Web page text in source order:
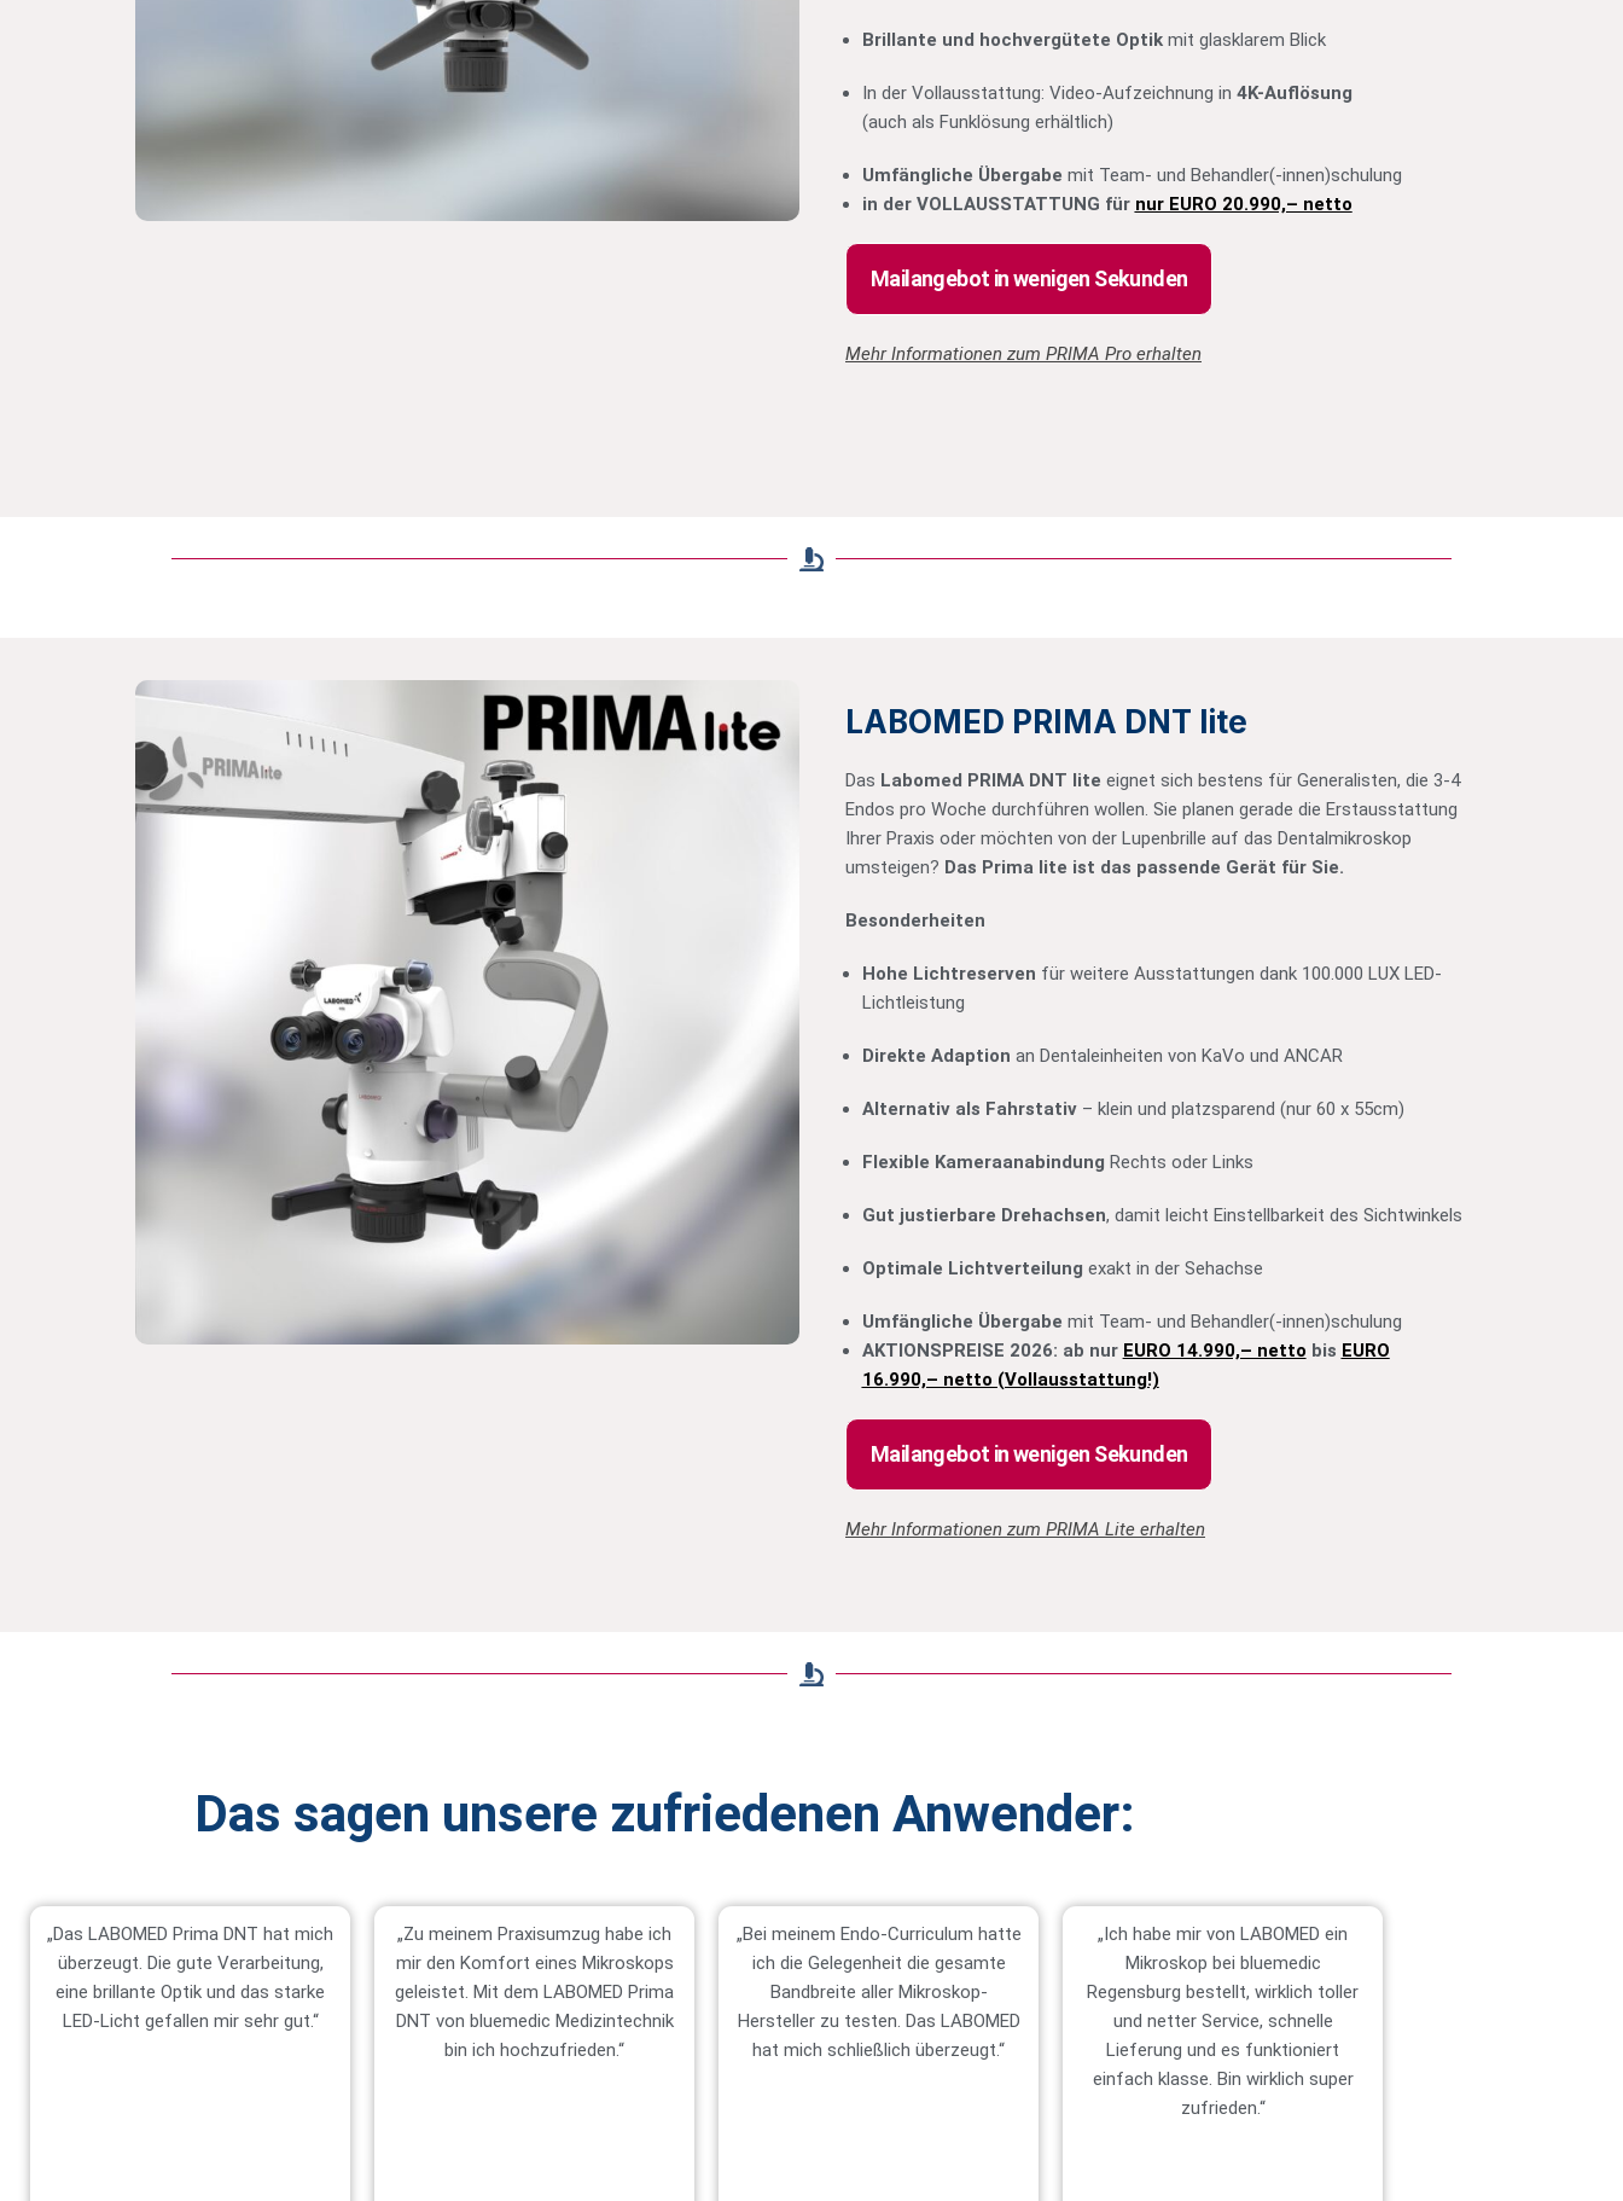
Brillante und hochvergütete Optikmit glasklarem Blick
In der Vollausstattung: Video-Aufzeichnung in 4K-Auflösung
(auch als Funklösung erhältlich)
Umfängliche Übergabe mit Team- und Behandler(-innen)schulung
in der VOLLAUSSTATTUNG für nur EURO 20.990,– netto
Mailangebot in wenigen Sekunden
Mehr Informationen zum PRIMA Pro erhalten
LABOMED PRIMA DNT lite
Das Labomed PRIMA DNT lite eignet sich bestens für Generalisten, die 3-4
Endos pro Woche durchführen wollen. Sie planen gerade die Erstausstattung
Ihrer Praxis oder möchten von der Lupenbrille auf das Dentalmikroskop
umsteigen? Das Prima lite ist das passende Gerät für Sie.
Besonderheiten
Hohe Lichtreserven für weitere Ausstattungen dank 100.000 LUX LED-
Lichtleistung
Direkte Adaption an Dentaleinheiten von KaVo und ANCAR
Alternativ als Fahrstativ– klein und platzsparend (nur 60 x 55cm)
Flexible Kameraanabindung Rechts oder Links
Gut justierbare Drehachsen, damit leicht Einstellbarkeit des Sichtwinkels
Optimale Lichtverteilung exakt in der Sehachse
Umfängliche Übergabe mit Team- und Behandler(-innen)schulung
AKTIONSPREISE 2026: ab nur EURO 14.990,– netto bis EURO
16.990,– netto (Vollausstattung!)
Mailangebot in wenigen Sekunden
Mehr Informationen zum PRIMA Lite erhalten
Das sagen unsere zufriedenen Anwender:
„Das LABOMED Prima DNT hat mich
überzeugt. Die gute Verarbeitung,
eine brillante Optik und das starke
LED-Licht gefallen mir sehr gut.“
„Zu meinem Praxisumzug habe ich
mir den Komfort eines Mikroskops
geleistet. Mit dem LABOMED Prima
DNT von bluemedic Medizintechnik
bin ich hochzufrieden.“
„Bei meinem Endo-Curriculum hatte
ich die Gelegenheit die gesamte
Bandbreite aller Mikroskop-
Hersteller zu testen. Das LABOMED
hat mich schließlich überzeugt.“
„Ich habe mir von LABOMED ein
Mikroskop bei bluemedic
Regensburg bestellt, wirklich toller
und netter Service, schnelle
Lieferung und es funktioniert
einfach klasse. Bin wirklich super
zufrieden.“